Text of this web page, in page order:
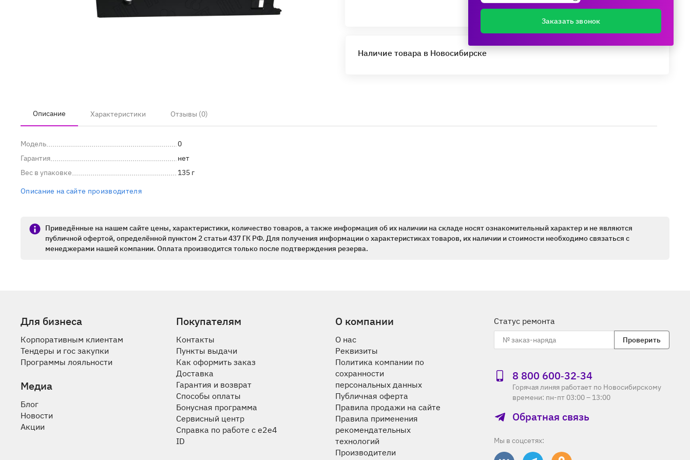
Наличие товара в Новосибирске
Описание Характеристики Отзывы (0)
Модель
0
Гарантия
нет
Вес в упаковке
135 г
Описание на сайте производителя
Приведённые на нашем сайте цены, характеристики, количество товаров, а также информация об их наличии на складе носят ознакомительный характер и не являются
публичной офертой, определённой пунктом 2 статьи 437 ГК РФ. Для получения информации о характеристиках товаров, их наличии и стоимости необходимо связаться с
менеджерами нашей компании. Оплата производится только после подтверждения резерва.
Для бизнеса
Корпоративным клиентам
Тендеры и гос закупки
Программы лояльности
Медиа
Блог
Новости
Акции
Покупателям
Контакты
Пункты выдачи
Как оформить заказ
Доставка
Гарантия и возврат
Способы оплаты
Бонусная программа
Сервисный центр
Справка по работе с e2e4
ID
О компании
О нас
Реквизиты
Политика компании по
сохранности
персональных данных
Публичная оферта
Правила продажи на сайте
Правила применения
рекомендательных
технологий
Производители
Статус ремонта
Проверить
8 800 600‑32‑34
Горячая линяя работает по Новосибирскому
времени: пн-пт 03:00 – 13:00
Обратная связь
Мы в соцсетях:
Заказать звонок